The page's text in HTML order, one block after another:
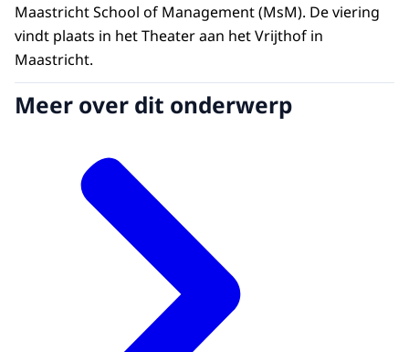
Maastricht School of Management (MsM). De viering
vindt plaats in het Theater aan het Vrijthof in
Maastricht.
Meer over dit onderwerp